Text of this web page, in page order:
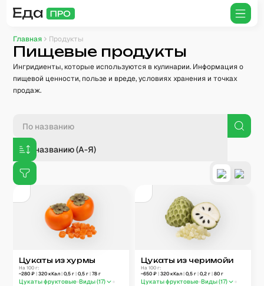
Главная Продукты
Пищевые продукты
Ингридиенты, которые используются в кулинарии. Информация о
пищевой ценности, пользе и вреде, условиях хранения и точках
продаж.
По названию (А-Я)
Цукаты из хурмы
На 100 г:
~280 ₽| 320 кКал| 0,5 г| 0,5 г| 78 г
Цукаты фруктовые Виды (17)
Цукаты из черимойи
На 100 г:
~650 ₽ | 320 кКал | 0,5 г | 0,2 г | 80 г
Цукаты фруктовые Виды (17)